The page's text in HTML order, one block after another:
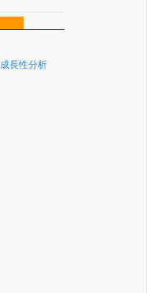
成長性分析